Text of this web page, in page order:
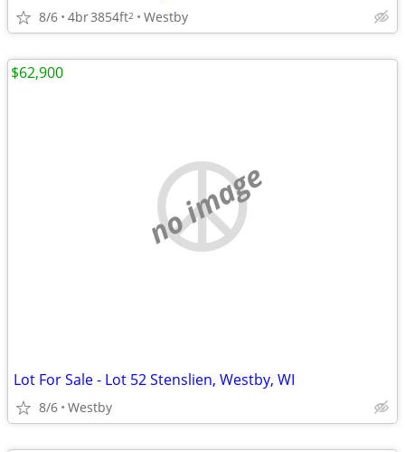
8/6 4br3854ft2 Westby
no image
Lot For Sale - Lot 52 Stenslien, Westby, WI
8/6 Westby
$62,900